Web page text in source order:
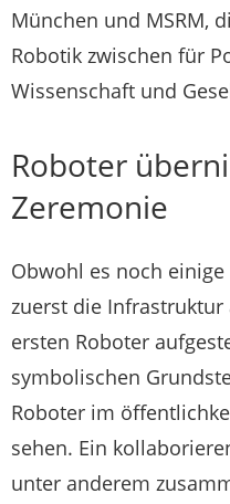
München und MSRM,
Robotik zwischen für
Wissenschaft und
Roboter
Zeremonie
Obwohl es noch
zuerst die
ersten Roboter
symbolischen
Roboter im
sehen. Ein
unter anderem